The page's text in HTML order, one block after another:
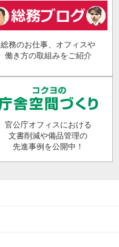
総務のお仕事、オフィスや
働き方の取組みをご紹介
官公庁オフィスにおける
文書削減や備品管理の
先進事例を公開中！